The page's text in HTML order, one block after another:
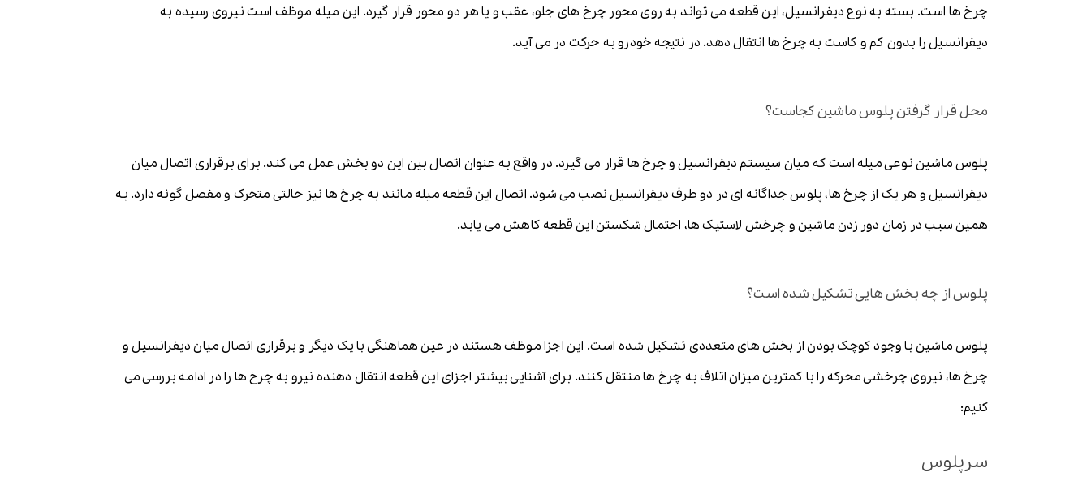
چرخ ها است. بسته به نوع دیفرانسیل، این قطعه می تواند به روی محور چرخ های جلو، عقب و یا هر دو محور قرار گیرد. این میله موظف است نیروی رسیده به
دیفرانسیل را بدون کم و کاست به چرخ ها انتقال دهد. در نتیجه خودرو به حرکت در می آید.
محل قرار گرفتن پلوس ماشین کجاست؟
پلوس ماشین نوعی میله است که میان سیستم دیفرانسیل و چرخ ها قرار می گیرد. در واقع به عنوان اتصال بین این دو بخش عمل می کند. برای برقراری اتصال میان
دیفرانسیل و هر یک از چرخ ها، پلوس جداگانه ای در دو طرف دیفرانسیل نصب می شود. اتصال این قطعه میله مانند به چرخ ها نیز حالتی متحرک و مفصل گونه دارد. به
همین سبب در زمان دور زدن ماشین و چرخش لاستیک ها، احتمال شکستن این قطعه کاهش می یابد.
پلوس از چه بخش هایی تشکیل شده است؟
پلوس ماشین با وجود کوچک بودن از بخش های متعددی تشکیل شده است. این اجزا موظف هستند در عین هماهنگی با یک دیگر و برقراری اتصال میان دیفرانسیل و
چرخ ها، نیروی چرخشی محرکه را با کمترین میزان اتلاف به چرخ ها منتقل کنند. برای آشنایی بیشتر اجزای این قطعه انتقال دهنده نیرو به چرخ ها را در ادامه بررسی می
کنیم:
سرپلوس